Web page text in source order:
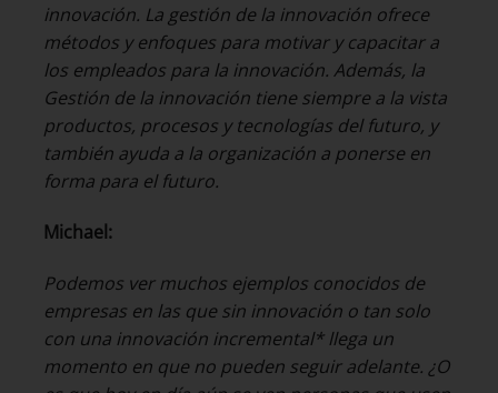
innovación. La gestión de la innovación ofrece
métodos y enfoques para motivar y capacitar a
los empleados para la innovación. Además, la
Gestión de la innovación tiene siempre a la vista
productos, procesos y tecnologías del futuro, y
también ayuda a la organización a ponerse en
forma para el futuro.
Michael:
Podemos ver muchos ejemplos conocidos de
empresas en las que sin innovación o tan solo
con una innovación incremental* llega un
momento en que no pueden seguir adelante. ¿O